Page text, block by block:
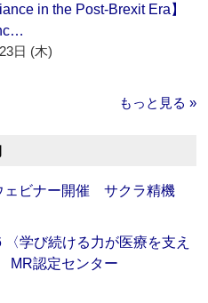
in the Post-Brexit Era】
日 (木)
もっと見る »
ェビナー開催 サクラ精機
学び続ける力が医療を支え
認定センター